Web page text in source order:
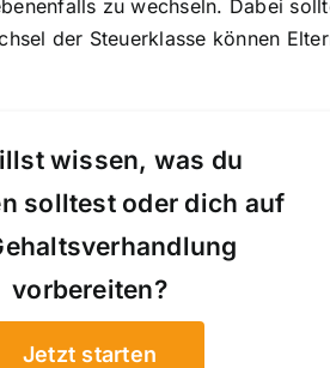
zu wechseln. Dabei
der Steuerklasse können
wissen, was du
solltest oder dich auf
vorbereiten?
Jetzt starten